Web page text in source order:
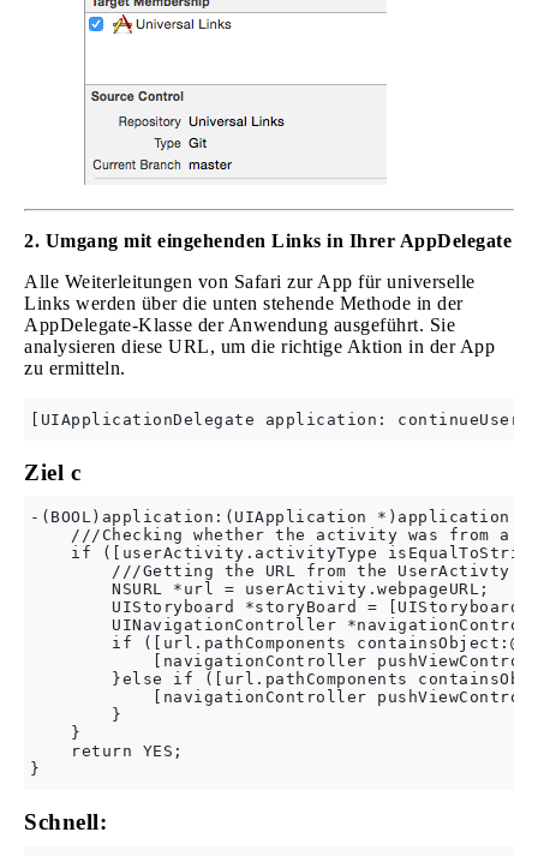
2. Umgang mit eingehenden Links in Ihrer AppDelegate
Alle Weiterleitungen von Safari zur App für universelle
Links werden über die unten stehende Methode in der
AppDelegate-Klasse der Anwendung ausgeführt. Sie
analysieren diese URL, um die richtige Aktion in der App
zu ermitteln.
Ziel c
-(BOOL)application:(UIApplication *)application
///Checking whether the activity was from a
if ([userActivity.activityType
///Getting the URL from the UserActivty
        NSURL *url = userActivity.webpageURL;
UIStoryboard *storyBoard = [UIStoryboard
UINavigationController
if ([url.pathComponents
[navigationController
}else if ([url.pathComponents
[navigationController
        }
    }
    return YES;
Schnell: